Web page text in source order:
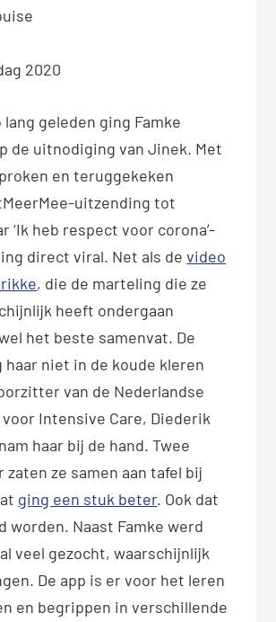
2020
lang geleden ging Famke
de uitnodiging van Jinek. Met
en teruggekeken
uitzending tot
‘Ik heb respect voor corona’-
direct viral. Net als devideo
, die de marteling die ze
heeft ondergaan
het beste samenvat. De
niet in de koude kleren
van de Nederlandse
Intensive Care, Diederik
haar bij de hand. Twee
zaten ze samen aan tafel bij
ging een stuk beter. Ook dat
worden. Naast Famke werd
veel gezocht, waarschijnlijk
De app is er voor het leren
en begrippen in verschillende